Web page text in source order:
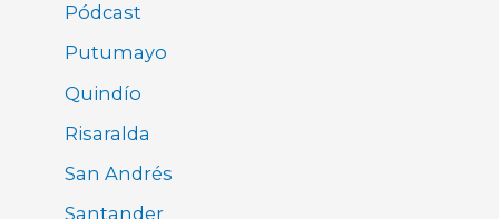
Pódcast
Putumayo
Quindío
Risaralda
San Andrés
Santander